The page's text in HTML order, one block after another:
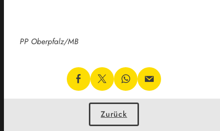
PP Oberpfalz/MB
Zurück